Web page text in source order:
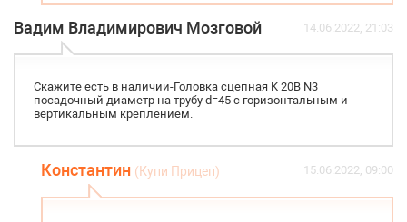
Вадим Владимирович Мозговой 14.06.2022, 21:03
Скажите есть в наличии-Головка сцепная K 20B N3
посадочный диаметр на трубу d=45 с горизонтальным и
вертикальным креплением.
Константин (Купи Прицеп) 15.06.2022, 09:00